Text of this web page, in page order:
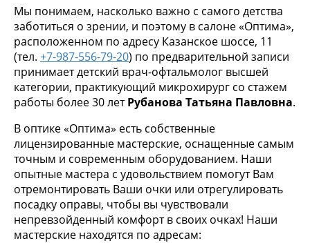
Мы понимаем, насколько важно с самого детства
заботиться о зрении, и поэтому в салоне «Оптима»,
расположенном по адресу Казанское шоссе, 11
(тел. +7-987-556-79-20) по предварительной записи
принимает детский врач-офтальмолог высшей
категории, практикующий микрохирург со стажем
работы более 30 летРубанова Татьяна Павловна.
В оптике «Оптима» есть собственные
лицензированные мастерские, оснащенные самым
точным и современным оборудованием. Наши
опытные мастера с удовольствием помогут Вам
отремонтировать Ваши очки или отрегулировать
посадку оправы, чтобы вы чувствовали
непревзойденный комфорт в своих очках! Наши
мастерские находятся по адресам: